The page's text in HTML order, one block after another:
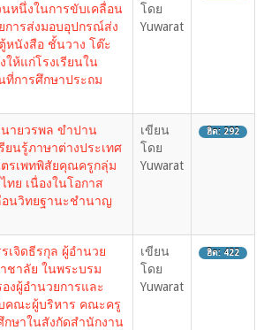
หนึ่งในการขับเคลื่อน
ารส่งมอบอุปกรณ์ส่ง
หนังสือ ชั้นวาง โต๊ะ
ให้แก่โรงเรียนใน
ที่การศึกษาประถม
โดย
Yuwarat
ายวรพล ขำปาน
นรู้ภาษาต่างประเทศ
รเพทพิสัยคุณครูกลุ่ม
ทย เนื่องในโอกาส
อนวิทยฐานะชำนาญ
เขียน
โดย
Yuwarat
ฮิต: 292
เจิดธีรกุล ผู้อำนวย
ชาลัย ในพระบรม
งผู้อำนวยการและ
คณะผู้บริหาร คณะครู
กษาในสังกัดสำนักงาน
เขียน
โดย
Yuwarat
ฮิต: 422